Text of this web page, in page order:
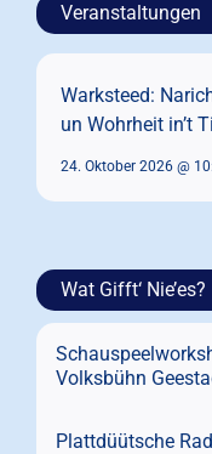
Veranstaltungen
Warksteed:
un Wohrheit in’t
24. Oktober 2026 @
Wat Gifft‘ Nie’es?
Volksbühn
Plattdüütsche